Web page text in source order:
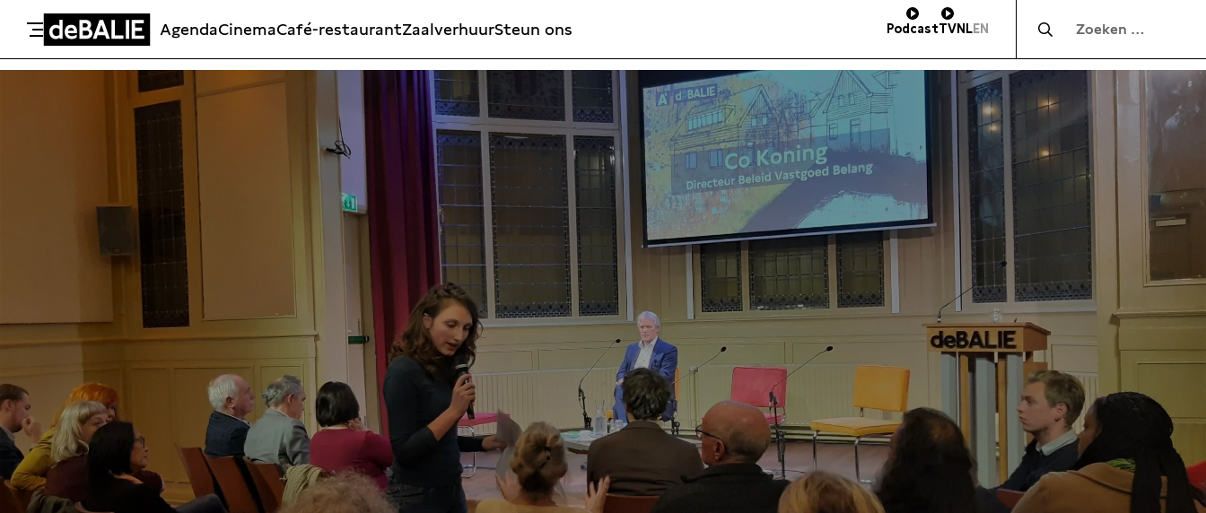
Meteen naar de content
De Balie
AgendaCinemaCafé-restaurantZaalverhuurSteun ons PodcastTVNLEN